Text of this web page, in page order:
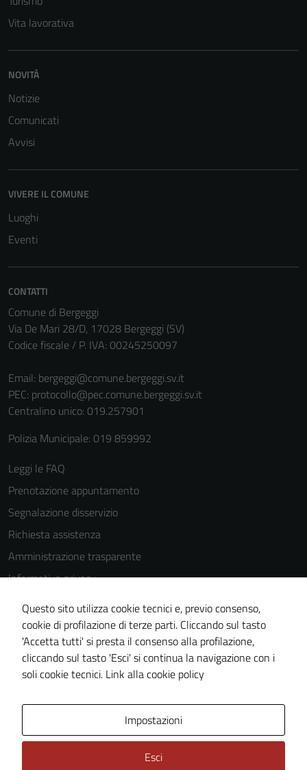
Vita lavorativa
NOVITÀ
Notizie
Comunicati
Avvisi
VIVERE IL COMUNE
Luoghi
Eventi
CONTATTI
Comune di Bergeggi
Via De Mari 28/D, 17028 Bergeggi (SV)
Codice fiscale / P. IVA: 00245250097
Email: bergeggi@comune.bergeggi.sv.it
PEC: protocollo@pec.comune.bergeggi.sv.it
Centralino unico: 019.257901
Polizia Municipale: 019 859992
Leggi le FAQ
Prenotazione appuntamento
Segnalazione disservizio
Richiesta assistenza
Amministrazione trasparente
Informativa privacy
Cookie Policy
Note legali
Dichiarazione di accessibilità
Piano di miglioramento del sito
Questo sito utilizza cookie tecnici e, previo consenso,
cookie di profilazione di terze parti. Cliccando sul tasto
'Accetta tutti' si presta il consenso alla profilazione,
cliccando sul tasto 'Esci' si continua la navigazione con i
soli cookie tecnici. Link alla cookie policy
Impostazioni
Esci